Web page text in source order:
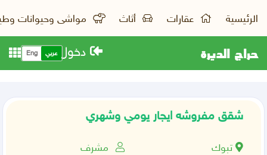
الرئيسية عقارات أثاث مواشى وحيوانات
حراج الديرة دخول عربي Eng
شقق مفروشه ايجار يومي وشهري
تبوك
مشرف